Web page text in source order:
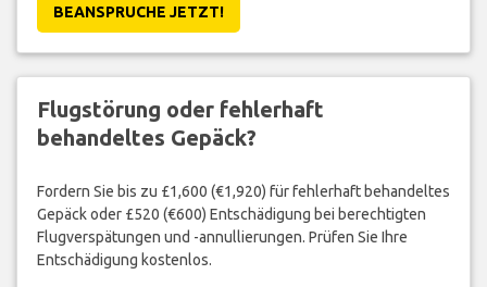
BEANSPRUCHE JETZT!
Flugstörung oder fehlerhaft
behandeltes Gepäck?
Fordern Sie bis zu £1,600 (€1,920) für fehlerhaft behandeltes
Gepäck oder £520 (€600) Entschädigung bei berechtigten
Flugverspätungen und -annullierungen. Prüfen Sie Ihre
Entschädigung kostenlos.